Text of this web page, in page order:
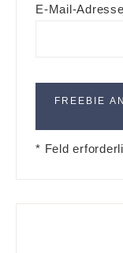
E-Mail-
* Feld